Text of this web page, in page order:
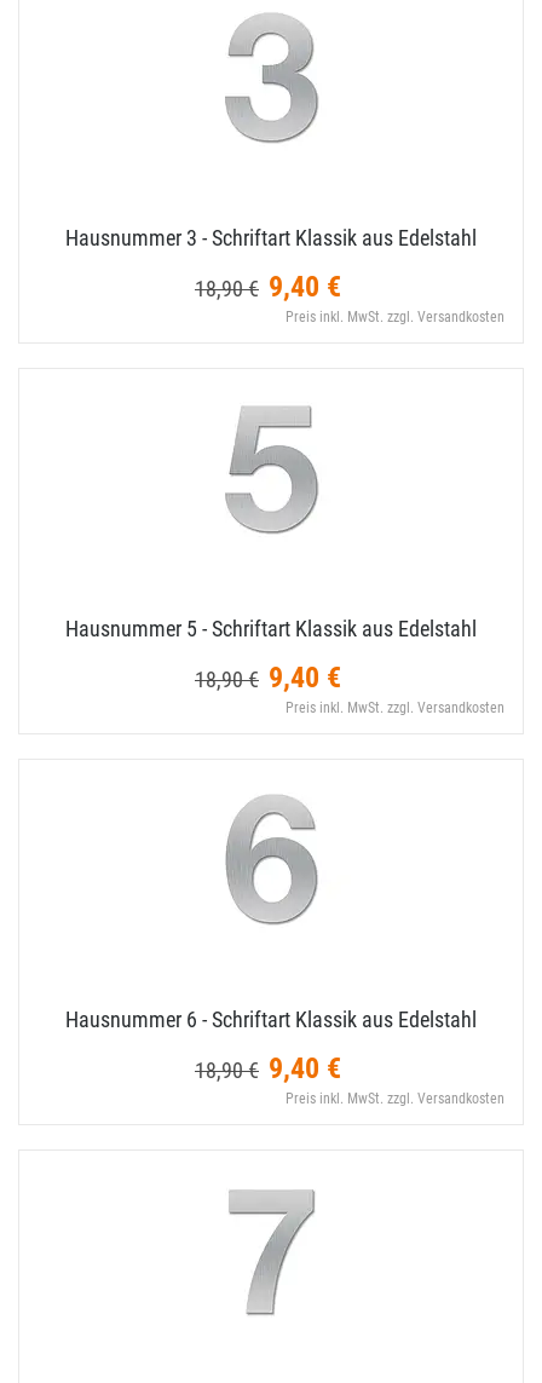
Hausnummer 3 - Schriftart Klassik aus Edelstahl
18,90 € 9,40 €
Preis inkl. MwSt. zzgl. Versandkosten
Hausnummer 5 - Schriftart Klassik aus Edelstahl
18,90 € 9,40 €
Preis inkl. MwSt. zzgl. Versandkosten
Hausnummer 6 - Schriftart Klassik aus Edelstahl
18,90 € 9,40 €
Preis inkl. MwSt. zzgl. Versandkosten